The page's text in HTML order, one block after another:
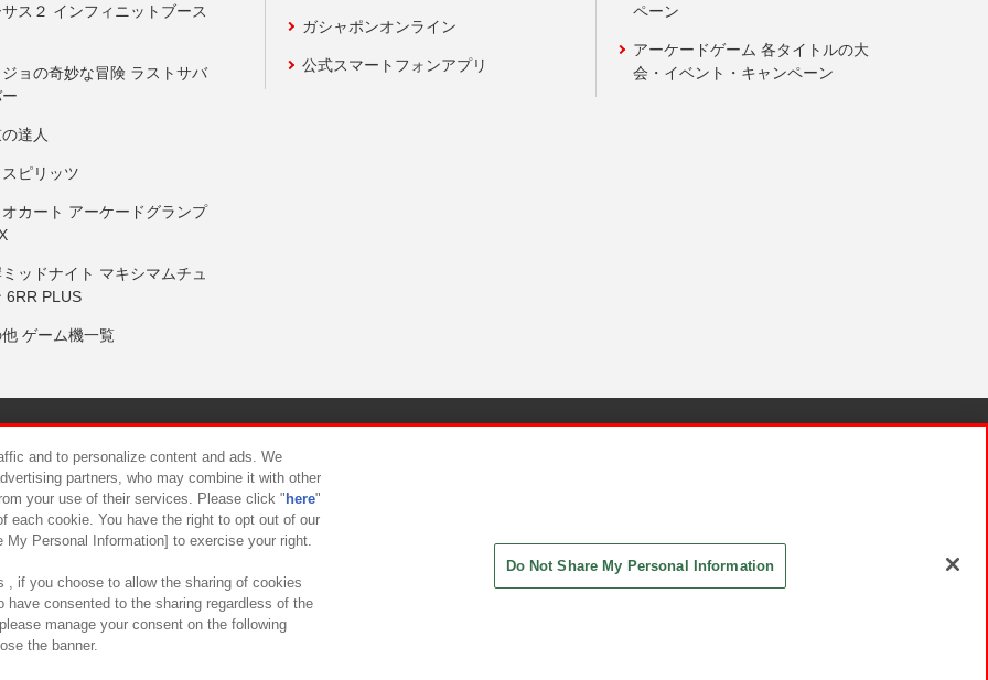
ス２ インフィニットブース
ョの奇妙な冒険 ラストサバ
達人
ピリッツ
カート アーケードグランプ
ッドナイト マキシマムチュ
6RR PLUS
ゲーム機一覧
ガシャポンオンライン
公式スマートフォンアプリ
ペーン
アーケードゲーム 各タイトルの大
会・イベント・キャンペーン
について カスタマーハラスメント対応方針
and to personalize content and ads. We
partners, who may combine it with other
your use of their services. Please click " here"
each cookie. You have the right to opt out of our
Personal Information] to exercise your right.
, if you choose to allow the sharing of cookies
have consented to the sharing regardless of the
manage your consent on the following
the banner.
Do Not Share My Personal Information